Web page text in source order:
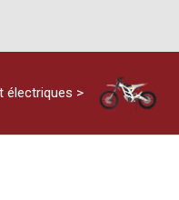
électriques >